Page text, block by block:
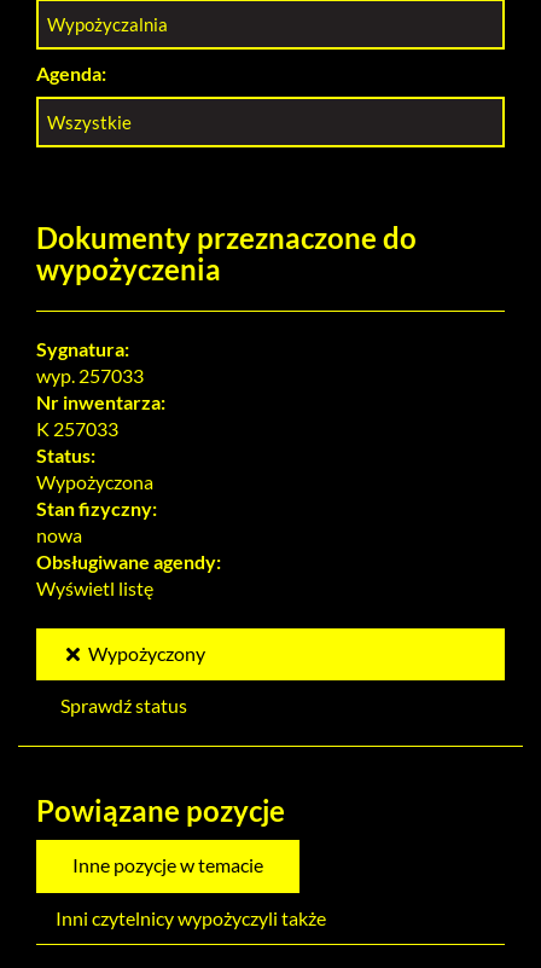
Wypożyczalnia
Agenda:
Wszystkie
Dokumenty przeznaczone do
wypożyczenia
Sygnatura:
wyp. 257033
Nr inwentarza:
K 257033
Status:
Wypożyczona
Stan fizyczny:
nowa
Obsługiwane agendy:
Wyświetl listę
Wypożyczony
Sprawdź status
Powiązane pozycje
Inne pozycje w temacie
Inni czytelnicy wypożyczyli także